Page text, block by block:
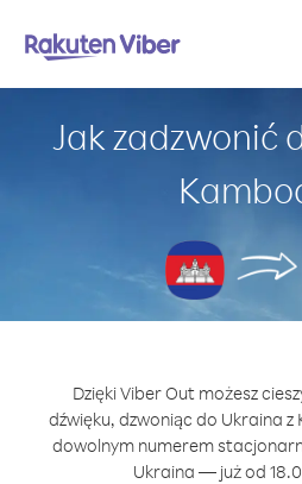
Jak zadzwonić
Dzięki Viber Out możesz
dźwięku, dzwoniąc do Ukraina z
dowolnym numerem
Ukraina — już od